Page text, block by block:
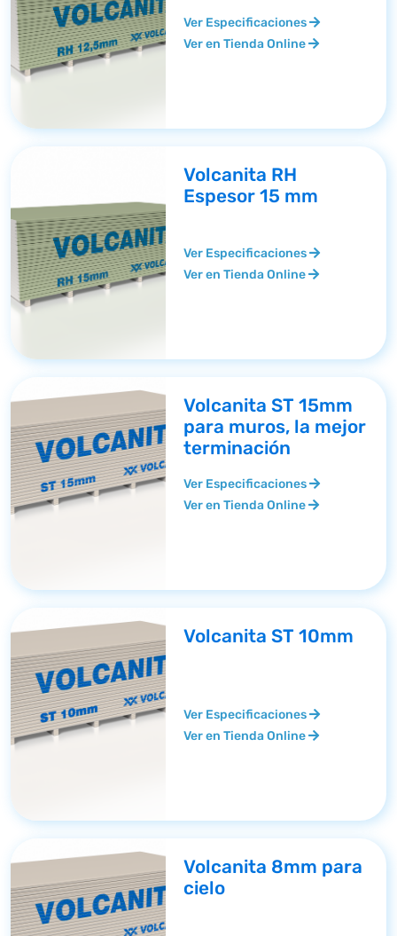
Ver Especificaciones
Ver en Tienda Online
Volcanita RH
Espesor 15 mm
Ver Especificaciones
Ver en Tienda Online
Volcanita ST 15mm
para muros, la mejor
terminación
Ver Especificaciones
Ver en Tienda Online
Volcanita ST 10mm
Ver Especificaciones
Ver en Tienda Online
Volcanita 8mm para
cielo